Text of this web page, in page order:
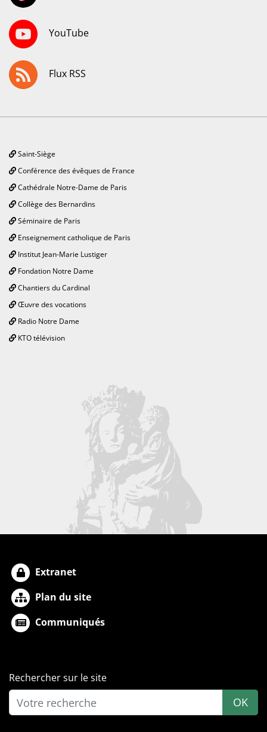
YouTube
Flux RSS
Saint-Siège
Conférence des évêques de France
Cathédrale Notre-Dame de Paris
Collège des Bernardins
Séminaire de Paris
Enseignement catholique de Paris
Institut Jean-Marie Lustiger
Fondation Notre Dame
Chantiers du Cardinal
Œuvre des vocations
Radio Notre Dame
KTO télévision
Extranet
Plan du site
Communiqués
Rechercher sur le site
OK